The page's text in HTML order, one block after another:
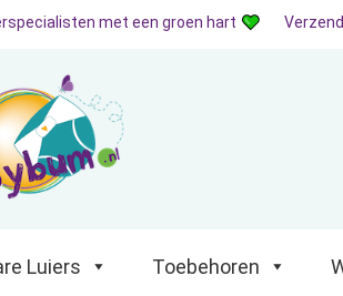
Toebehoren
met een groen hart
Luiers Toebehoren